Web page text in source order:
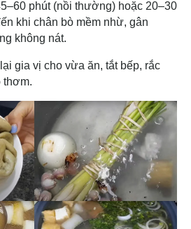
phút (nồi thường) hoặc 20–30
khi chân bò mềm nhừ, gân
không nát.
gia vị cho vừa ăn, tắt bếp, rắc
thơm.